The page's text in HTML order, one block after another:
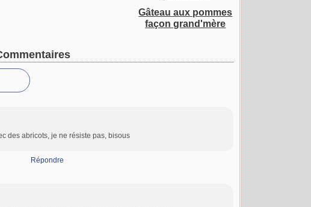
Gâteau aux pommes
façon grand'mère
des abricots, je ne résiste pas, bisous
Répondre